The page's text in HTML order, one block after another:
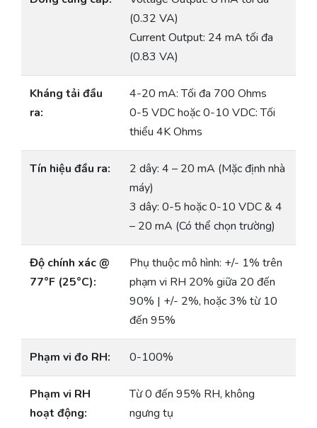
(0.32 VA)
Current Output: 24 mA tối đa
(0.83 VA)
Kháng tải đầu
ra:
4-20 mA: Tối đa 700 Ohms
0-5 VDC hoặc 0-10 VDC: Tối
thiểu 4K Ohms
Tín hiệu đầu ra:
2 dây: 4 – 20 mA (Mặc định nhà
máy)
3 dây: 0-5 hoặc 0-10 VDC & 4
– 20 mA (Có thể chọn trường)
Độ chính xác @
77°F (25°C):
Phụ thuộc mô hình: +/- 1% trên
phạm vi RH 20% giữa 20 đến
90% | +/- 2%, hoặc 3% từ 10
đến 95%
Phạm vi đo RH: 0-100%
Phạm vi RH
hoạt động:
Từ 0 đến 95% RH, không
ngưng tụ